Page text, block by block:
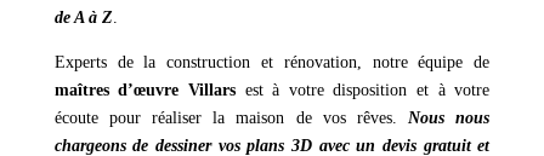
de A à Z.
Experts de la construction et rénovation, notre équipe de
maîtres d’œuvre Villars est à votre disposition et à votre
écoute pour réaliser la maison de vos rêves. Nous nous
chargeons de dessiner vos plans 3D avec un devis gratuit et